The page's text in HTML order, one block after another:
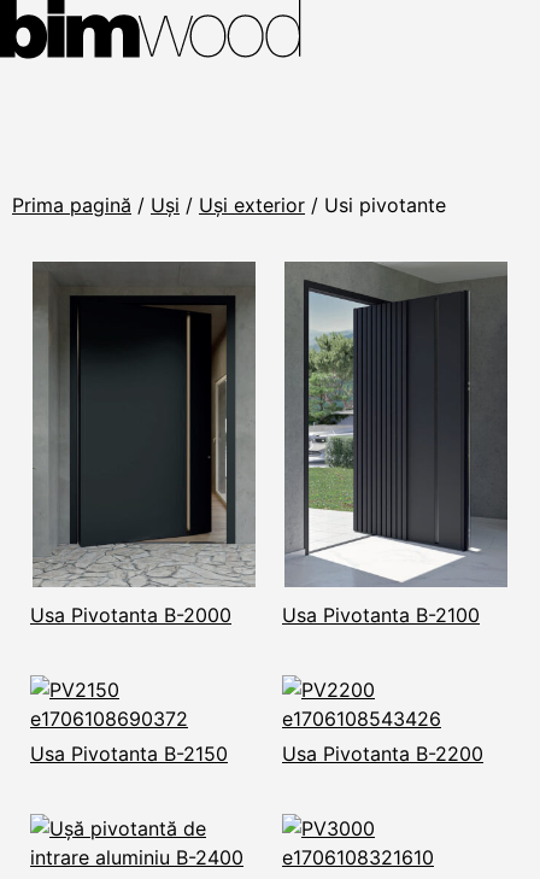
Prima pagină / Uși / Uși exterior / Usi pivotante
Usa Pivotanta B-2000 Usa Pivotanta B-2100
Usa Pivotanta B-2150 Usa Pivotanta B-2200